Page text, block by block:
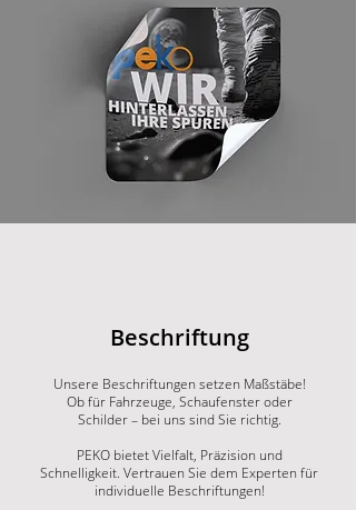
Beschriftung
Unsere Beschriftungen setzen Maßstäbe!
Ob für Fahrzeuge, Schaufenster oder
Schilder – bei uns sind Sie richtig.
PEKO bietet Vielfalt, Präzision und
Schnelligkeit. Vertrauen Sie dem Experten für
individuelle Beschriftungen!